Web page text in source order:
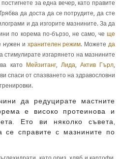
за една вечер, като правите
да доста да се потрудите, да сте
и да изгорите мазнините. За да
по корема по-бързо, не само, че ще
нужен и хранителен режим. Можетеда
стимулирате изгарянето на мазнините
като
Мейзитанг, Лида, Актив Гърл,
спаси от спазването на здравословни
да редуцирате мастните
е високо протеинова и
Ето ви няколко съвета,
се справите с мазнините по